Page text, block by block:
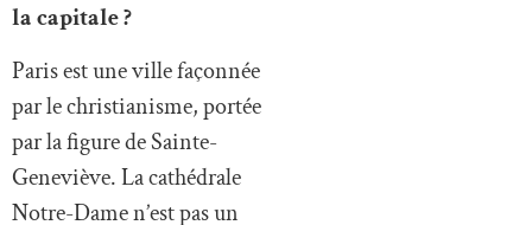
la capitale ?
Paris est une ville façonnée
par le christianisme, portée
par la figure de Sainte-
Geneviève. La cathédrale
Notre-Dame n’est pas un